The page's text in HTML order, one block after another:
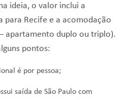
ideia, o valor inclui a
para Recife e a acomodação
apartamento duplo ou triplo).
pontos:
é por pessoa;
saída de São Paulo com